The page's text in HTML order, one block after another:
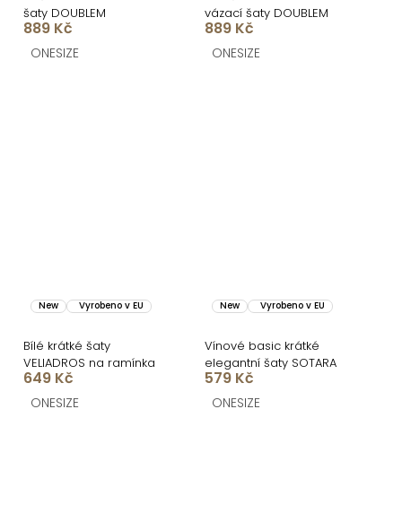
šaty DOUBLEM
889 Kč
ONESIZE
vázací šaty DOUBLEM
889 Kč
ONESIZE
New Vyrobeno v EU
Bílé krátké šaty
VELIADROS na ramínka
649 Kč
ONESIZE
New Vyrobeno v EU
Vínové basic krátké
elegantní šaty SOTARA
579 Kč
ONESIZE